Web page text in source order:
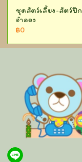
ชุดสัตว์เลี้ยง-สัตว์ปีก
จำลอง
฿0